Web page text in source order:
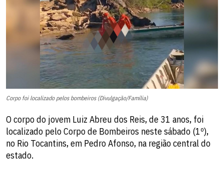
Corpo foi localizado pelos bombeiros (Divulgação/Família)
O corpo do jovem Luiz Abreu dos Reis, de 31 anos, foi
localizado pelo Corpo de Bombeiros neste sábado (1º),
no Rio Tocantins, em Pedro Afonso, na região central do
estado.